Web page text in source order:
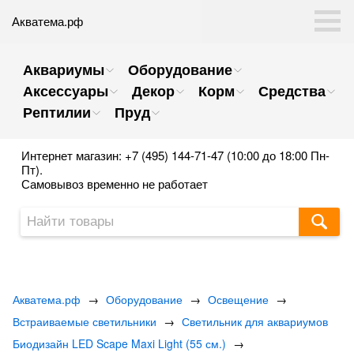
Акватема.рф
Аквариумы
Оборудование
Аксессуары
Декор Корм
Средства
Рептилии
Пруд
Интернет магазин: +7 (495) 144-71-47 (10:00 до 18:00 Пн-
Пт).
Самовывоз временно не работает
Акватема.рф → Оборудование → Освещение →
Встраиваемые светильники → Светильник для аквариумов
Биодизайн LED Scape Maxi Light (55 см.) →